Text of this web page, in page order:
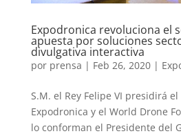
Expodronica revoluciona el
apuesta por soluciones
divulgativa interactiva
por prensa | Feb 26, 2020|
S.M. el Rey Felipe VI presidirá
Expodronica y el World Drone
lo conforman el Presidente del